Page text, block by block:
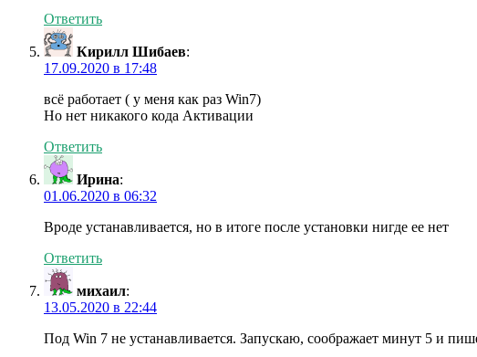
Ответить
Кирилл Шибаев:
17.09.2020 в 17:48
всё работает ( у меня как раз Win7)
Но нет никакого кода Активации
Ответить
Ирина:
01.06.2020 в 06:32
Вроде устанавливается, но в итоге после установки нигде ее нет
Ответить
михаил:
13.05.2020 в 22:44
Под Win 7 не устанавливается. Запускаю, соображает минут 5 и